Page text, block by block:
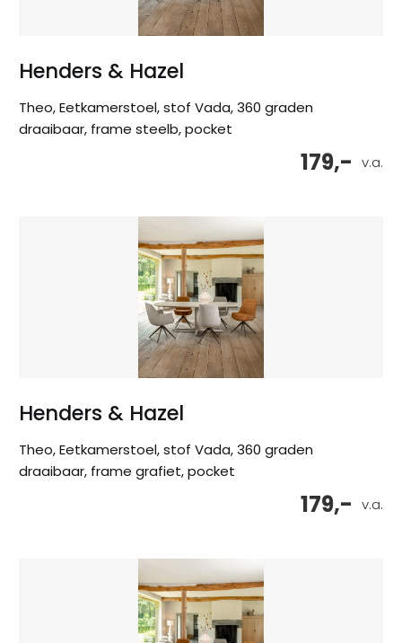
Henders & Hazel
Theo, Eetkamerstoel, stof Vada, 360 graden
draaibaar, frame steelb, pocket
v.a.
179,-
Henders & Hazel
Theo, Eetkamerstoel, stof Vada, 360 graden
draaibaar, frame grafiet, pocket
v.a.
179,-